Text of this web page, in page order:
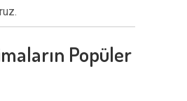
Popüler